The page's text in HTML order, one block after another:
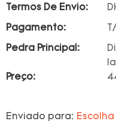
Termos De Envio:
Pagamento:
Pedra Principal:
Preço:
Enviado para: